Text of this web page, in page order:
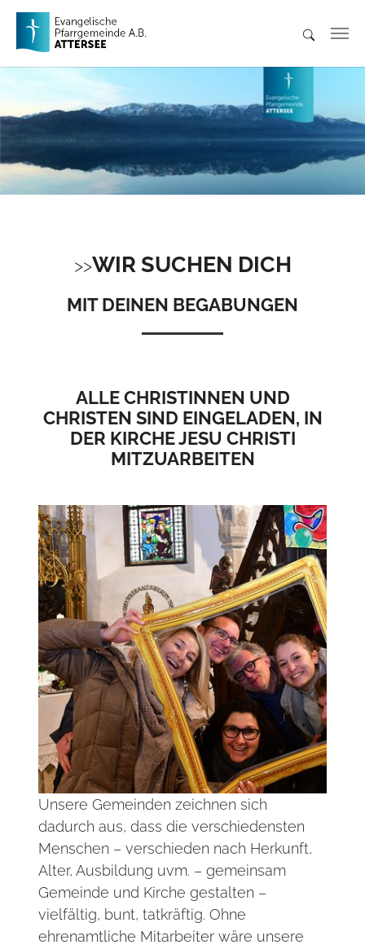
Skip to main content
WIR SUCHEN DICH
MIT DEINEN BEGABUNGEN
ALLE CHRISTINNEN UND
CHRISTEN SIND EINGELADEN, IN
DER KIRCHE JESU CHRISTI
MITZUARBEITEN
Unsere Gemeinden zeichnen sich
dadurch aus, dass die verschiedensten
Menschen – verschieden nach Herkunft,
Alter, Ausbildung uvm. – gemeinsam
Gemeinde und Kirche gestalten –
vielfältig, bunt, tatkräftig. Ohne
ehrenamtliche Mitarbeiter wäre unsere